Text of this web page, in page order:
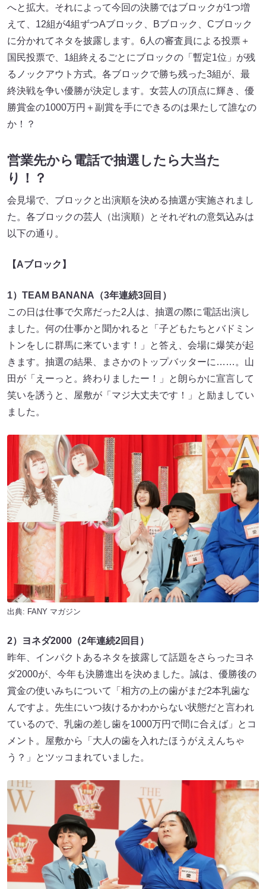
へと拡大。それによって今回の決勝ではブロックが1つ増
えて、12組が4組ずつAブロック、Bブロック、Cブロック
に分かれてネタを披露します。6人の審査員による投票＋
国民投票で、1組終えるごとにブロックの「暫定1位」が残
るノックアウト方式。各ブロックで勝ち残った3組が、最
終決戦を争い優勝が決定します。女芸人の頂点に輝き、優
勝賞金の1000万円＋副賞を手にできるのは果たして誰なの
か！？
営業先から電話で抽選したら大当た
り！？
会見場で、ブロックと出演順を決める抽選が実施されまし
た。各ブロックの芸人（出演順）とそれぞれの意気込みは
以下の通り。
【Aブロック】
1）TEAM BANANA（3年連続3回目）
この日は仕事で欠席だった2人は、抽選の際に電話出演し
ました。何の仕事かと聞かれると「子どもたちとバドミン
トンをしに群馬に来ています！」と答え、会場に爆笑が起
きます。抽選の結果、まさかのトップバッターに……。山
田が「えーっと。終わりましたー！」と朗らかに宣言して
笑いを誘うと、屋敷が「マジ大丈夫です！」と励ましてい
ました。
出典: FANY マガジン
2）ヨネダ2000（2年連続2回目）
昨年、インパクトあるネタを披露して話題をさらったヨネ
ダ2000が、今年も決勝進出を決めました。誠は、優勝後の
賞金の使いみちについて「相方の上の歯がまだ2本乳歯な
んですよ。先生にいつ抜けるかわからない状態だと言われ
ているので、乳歯の差し歯を1000万円で間に合えば」とコ
メント。屋敷から「大人の歯を入れたほうがええんちゃ
う？」とツッコまれていました。